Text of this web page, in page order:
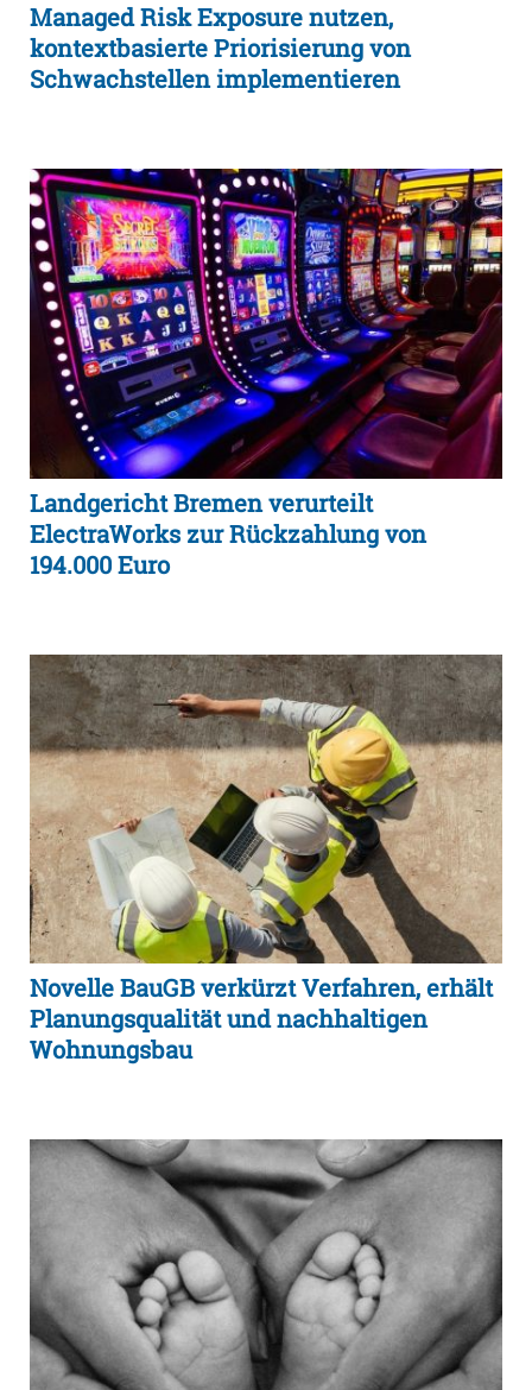
Managed Risk Exposure nutzen,
kontextbasierte Priorisierung von
Schwachstellen implementieren
Landgericht Bremen verurteilt
ElectraWorks zur Rückzahlung von
194.000 Euro
Novelle BauGB verkürzt Verfahren, erhält
Planungsqualität und nachhaltigen
Wohnungsbau